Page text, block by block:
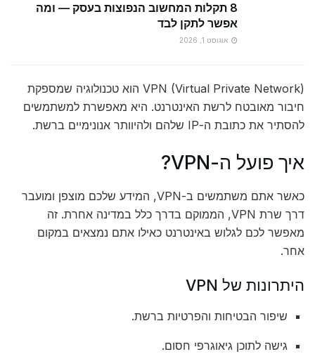
8 תקלות המחשוב הנפוצות בעסק — ומה
אפשר לתקן לבד
אוגוסט 1, 2026
VPN (Virtual Private Network) הוא טכנולוגיה שמספקת
חיבור מאובטח לרשת האינטרנט. היא מאפשרת למשתמשים
להסתיר את כתובת ה-IP שלהם ולהיוותר אנונימיים ברשת.
איך פועל ה-VPN?
כאשר אתם משתמשים ב-VPN, המידע שלכם מוצפן ומועבר
דרך שרת VPN, הממוקם בדרך כלל במדינה אחרת. זה
מאפשר לכם לגלוש באינטרנט כאילו אתם נמצאים במקום
אחר.
היתרונות של VPN
שיפור הבטיחות והפרטיות ברשת.
גישה לתוכן גיאוגרפי חסום.